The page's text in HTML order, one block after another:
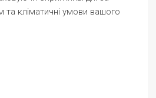
кліматичні умови вашого